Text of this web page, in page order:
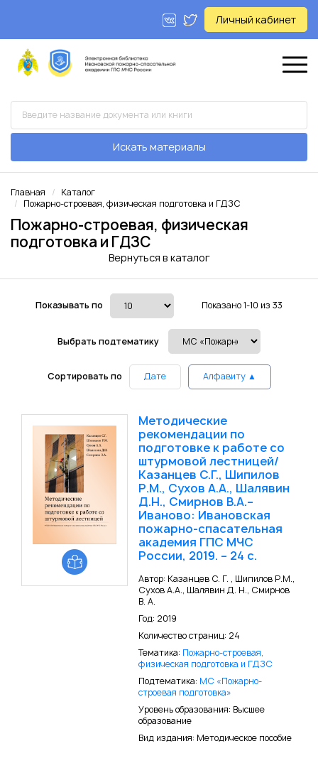
Личный кабинет
Искать материалы
Главная
Каталог
Пожарно-строевая, физическая подготовка и ГДЗС
Пожарно-строевая, физическая
подготовка и ГДЗС
Вернуться в каталог
Показывать по Показано 1-10 из 33
Выбрать подтематику
Сортировать по Дате Алфавиту ▲
Методические
рекомендации по
подготовке к работе со
штурмовой лестницей/
Казанцев С.Г., Шипилов
Р.М., Сухов А.А., Шалявин
Д.Н., Смирнов В.А.–
Иваново: Ивановская
пожарно-спасательная
академия ГПС МЧС
России, 2019. – 24 с.
Автор: Казанцев С. Г. , Шипилов Р.М.,
Сухов А.А., Шалявин Д. Н., Смирнов
В. А.
Год: 2019
Количество страниц: 24
Тематика: Пожарно-строевая,
физическая подготовка и ГДЗС
Подтематика: МС «Пожарно-
строевая подготовка»
Уровень образования: Высшее
образование
Вид издания: Методическое пособие